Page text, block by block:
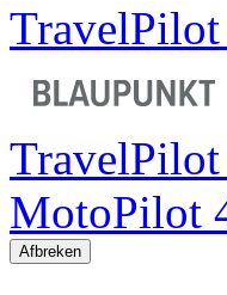
MotoPilot
Afbreken